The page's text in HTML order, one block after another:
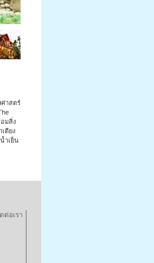
ศาสตร์
มสิ่ง
ตียง
ำเย็น
ต่อเรา